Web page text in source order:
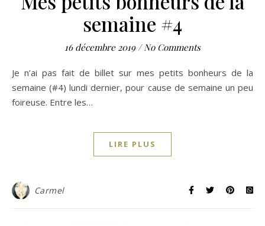
semaine #4
16 décembre 2019 / No Comments
Je n’ai pas fait de billet sur mes petits bonheurs de la
semaine (#4) lundi dernier, pour cause de semaine un peu
foireuse. Entre les…
LIRE PLUS
Carmel